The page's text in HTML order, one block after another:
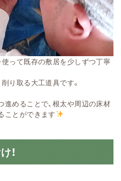
使って既存の敷居を少しずつ丁寧
り取る大工道具です。
めることで、根太や周辺の床材
ことができます
！